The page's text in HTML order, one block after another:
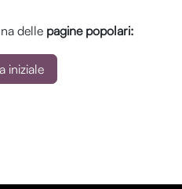
delle pagine popolari:
iniziale